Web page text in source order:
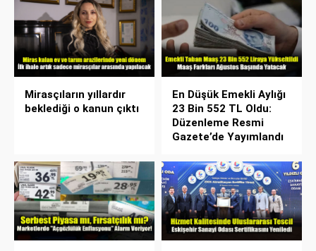
Mirasçıların yıllardır
beklediği o kanun çıktı
En Düşük Emekli Aylığı
23 Bin 552 TL Oldu:
Düzenleme Resmi
Gazete’de Yayımlandı